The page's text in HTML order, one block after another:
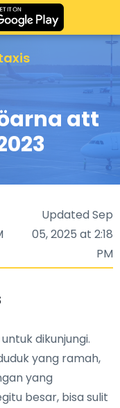
att
Updated Sep
05, 2025 at 2:18
PM
dikunjungi.
yang ramah,
yang
besar, bisa sulit